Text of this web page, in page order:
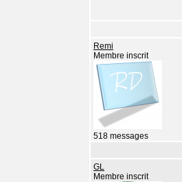
Remi
Membre inscrit
518 messages
GL
Membre inscrit